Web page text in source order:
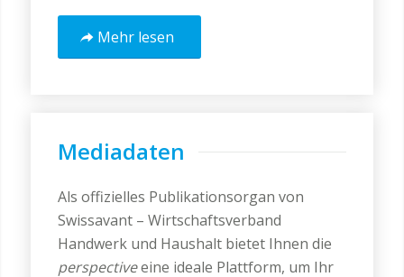
Mehr lesen
Mediadaten
Als offizielles Publikationsorgan von
Swissavant – Wirtschaftsverband
Handwerk und Haushalt bietet Ihnen die
perspectiveeine ideale Plattform, um Ihr